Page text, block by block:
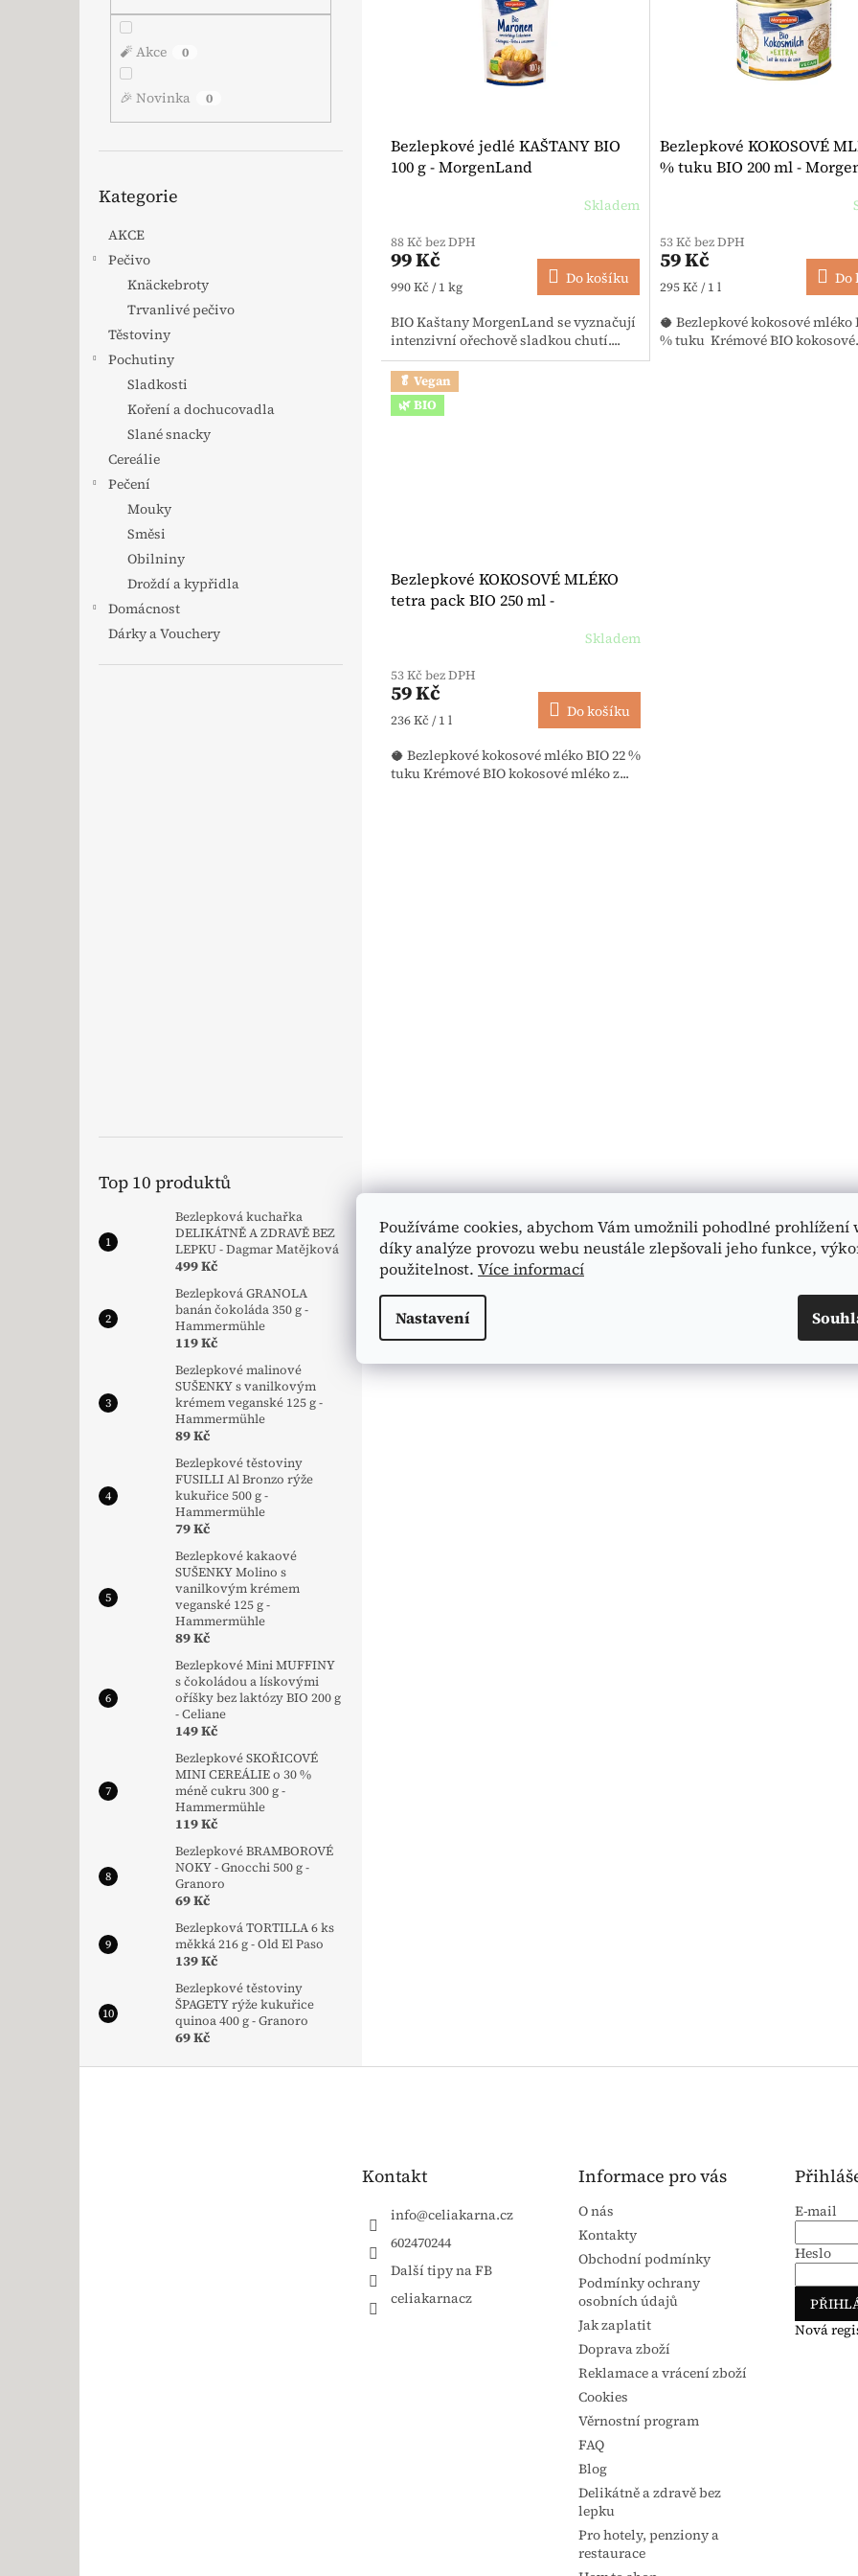
Používáme cookies, abychom Vám umožnili pohodlné prohlížení
díky analýze provozu webu neustále zlepšovali jeho funkce,
použitelnost. Více informací
Nastavení
🧨 Akce 0
🎉 Novinka 0
Kategorie
AKCE
Pečivo
Knäckebroty
Trvanlivé pečivo
Těstoviny
Pochutiny
Sladkosti
Koření a dochucovadla
Slané snacky
Cereálie
Pečení
Mouky
Směsi
Obilniny
Droždí a kypřidla
Domácnost
Dárky a Vouchery
Top 10 produktů
Bezlepková kuchařka
DELIKÁTNĚ A ZDRAVĚ BEZ
LEPKU - Dagmar Matějková
499 Kč
Bezlepková GRANOLA
banán čokoláda 350 g -
Hammermühle
119 Kč
Bezlepkové malinové
SUŠENKY s vanilkovým
krémem veganské 125 g -
Hammermühle
89 Kč
Bezlepkové těstoviny
FUSILLI Al Bronzo rýže
kukuřice 500 g -
Hammermühle
79 Kč
Bezlepkové kakaové
SUŠENKY Molino s
vanilkovým krémem
veganské 125 g -
Hammermühle
89 Kč
Bezlepkové Mini MUFFINY
s čokoládou a lískovými
oříšky bez laktózy BIO 200 g
- Celiane
149 Kč
Bezlepkové SKOŘICOVÉ
MINI CEREÁLIE o 30 %
méně cukru 300 g -
Hammermühle
119 Kč
Bezlepkové BRAMBOROVÉ
NOKY - Gnocchi 500 g -
Granoro
69 Kč
Bezlepková TORTILLA 6 ks
měkká 216 g - Old El Paso
139 Kč
Bezlepkové těstoviny
ŠPAGETY rýže kukuřice
quinoa 400 g - Granoro
69 Kč
Bezlepkové jedlé KAŠTANY BIO
100 g - MorgenLand
Skladem
88 Kč bez DPH
99 Kč
Měrná cena:
990 Kč / 1 kg Do košíku
BIO Kaštany MorgenLand se vyznačují
intenzivní ořechově sladkou chutí....
Bezlepkové KOKOSOVÉ
% tuku BIO 200 ml -
53 Kč bez DPH
59 Kč
Měrná cena:
295 Kč / 1 l Do
🥥 Bezlepkové kokosové mléko
% tuku Krémové BIO
🥬 Vegan
🌿 BIO
Bezlepkové KOKOSOVÉ MLÉKO
tetra pack BIO 250 ml -
Skladem
53 Kč bez DPH
59 Kč
Měrná cena:
236 Kč / 1 l Do košíku
🥥 Bezlepkové kokosové mléko BIO 22 %
tuku Krémové BIO kokosové mléko z...
Kontakt
info@celiakarna.cz
602470244
Další tipy na FB
celiakarnacz
Informace pro vás
O nás
Kontakty
Obchodní podmínky
Podmínky ochrany
osobních údajů
Jak zaplatit
Doprava zboží
Reklamace a vrácení zboží
Cookies
Věrnostní program
FAQ
Blog
Delikátně a zdravě bez
lepku
Pro hotely, penziony a
restaurace
E-mail
Heslo
Nová